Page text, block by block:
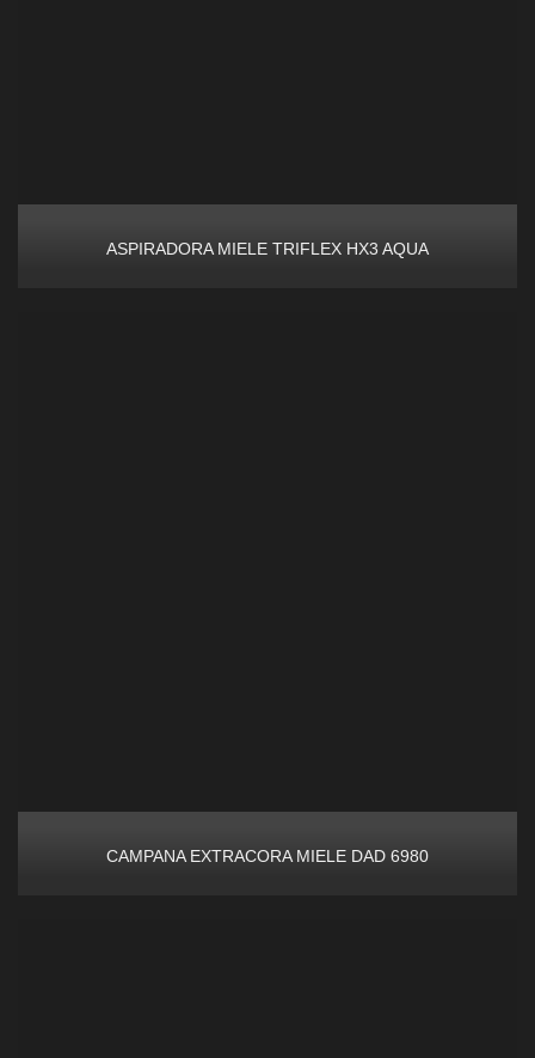
ASPIRADORA MIELE TRIFLEX HX3 AQUA
CAMPANA EXTRACORA MIELE DAD 6980